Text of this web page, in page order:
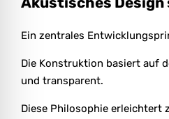
Ein zentrales
Die Konstruktion basiert auf
und transparent.
Diese Philosophie erleichtert